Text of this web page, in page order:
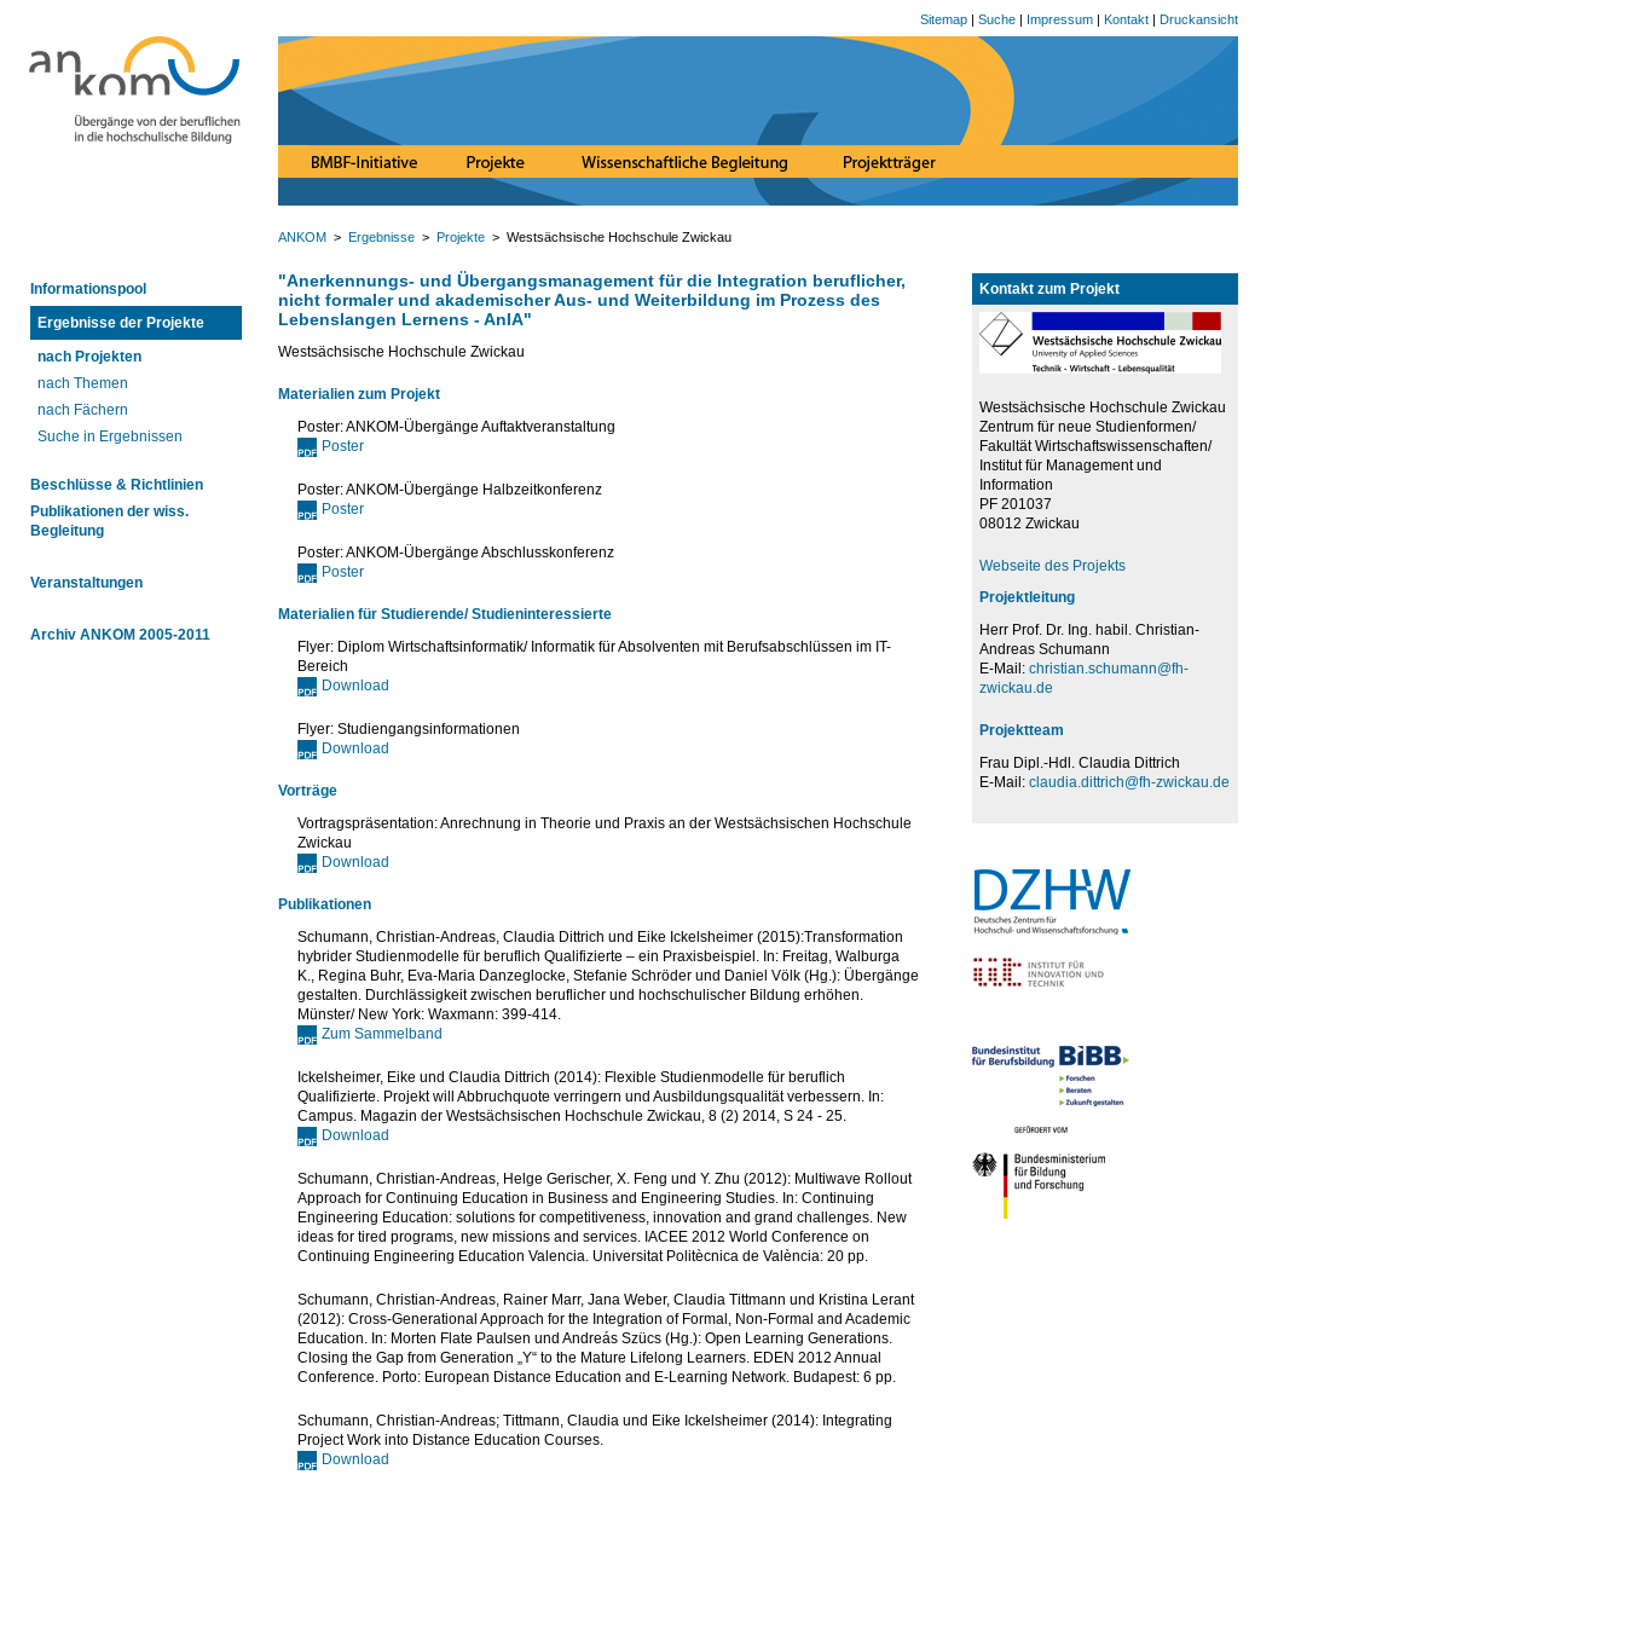
Sitemap | Suche | Impressum | Kontakt | Druckansicht
Informationspool
Ergebnisse der Projekte
nach Projekten
nach Themen
nach Fächern
Suche in Ergebnissen
Beschlüsse & Richtlinien
Publikationen der wiss.
Begleitung
Veranstaltungen
Archiv ANKOM 2005-2011
ANKOM > Ergebnisse > Projekte > Westsächsische Hochschule Zwickau
"Anerkennungs- und Übergangsmanagement für die Integration beruflicher,
nicht formaler und akademischer Aus- und Weiterbildung im Prozess des
Lebenslangen Lernens - AnIA"
Westsächsische Hochschule Zwickau
Materialien zum Projekt
Poster: ANKOM-Übergänge Auftaktveranstaltung
Poster
Poster: ANKOM-Übergänge Halbzeitkonferenz
Poster
Poster: ANKOM-Übergänge Abschlusskonferenz
Poster
Materialien für Studierende/ Studieninteressierte
Flyer: Diplom Wirtschaftsinformatik/ Informatik für Absolventen mit Berufsabschlüssen im IT-
Bereich
Download
Flyer: Studiengangsinformationen
Download
Vorträge
Vortragspräsentation: Anrechnung in Theorie und Praxis an der Westsächsischen Hochschule
Zwickau
Download
Publikationen
Schumann, Christian-Andreas, Claudia Dittrich und Eike Ickelsheimer (2015):Transformation
hybrider Studienmodelle für beruflich Qualifizierte – ein Praxisbeispiel. In: Freitag, Walburga
K., Regina Buhr, Eva-Maria Danzeglocke, Stefanie Schröder und Daniel Völk (Hg.): Übergänge
gestalten. Durchlässigkeit zwischen beruflicher und hochschulischer Bildung erhöhen.
Münster/ New York: Waxmann: 399-414.
Zum Sammelband
Ickelsheimer, Eike und Claudia Dittrich (2014): Flexible Studienmodelle für beruflich
Qualifizierte. Projekt will Abbruchquote verringern und Ausbildungsqualität verbessern. In:
Campus. Magazin der Westsächsischen Hochschule Zwickau, 8 (2) 2014, S 24 - 25.
Download
Schumann, Christian-Andreas, Helge Gerischer, X. Feng und Y. Zhu (2012): Multiwave Rollout
Approach for Continuing Education in Business and Engineering Studies. In: Continuing
Engineering Education: solutions for competitiveness, innovation and grand challenges. New
ideas for tired programs, new missions and services. IACEE 2012 World Conference on
Continuing Engineering Education Valencia. Universitat Politècnica de València: 20 pp.
Schumann, Christian-Andreas, Rainer Marr, Jana Weber, Claudia Tittmann und Kristina Lerant
(2012): Cross-Generational Approach for the Integration of Formal, Non-Formal and Academic
Education. In: Morten Flate Paulsen und Andreás Szücs (Hg.): Open Learning Generations.
Closing the Gap from Generation „Y“ to the Mature Lifelong Learners. EDEN 2012 Annual
Conference. Porto: European Distance Education and E-Learning Network. Budapest: 6 pp.
Schumann, Christian-Andreas; Tittmann, Claudia und Eike Ickelsheimer (2014): Integrating
Project Work into Distance Education Courses.
Download
Kontakt zum Projekt
Westsächsische Hochschule Zwickau
Zentrum für neue Studienformen/
Fakultät Wirtschaftswissenschaften/
Institut für Management und
Information
PF 201037
08012 Zwickau
Webseite des Projekts
Projektleitung
Herr Prof. Dr. Ing. habil. Christian-
Andreas Schumann
E-Mail: christian.schumann@fh-
zwickau.de
Projektteam
Frau Dipl.-Hdl. Claudia Dittrich
E-Mail: claudia.dittrich@fh-zwickau.de